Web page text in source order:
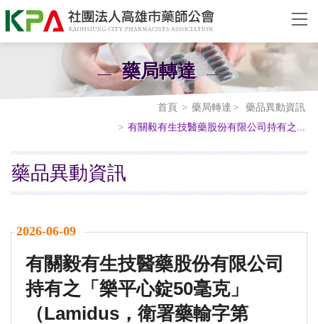
藥局轉達
首頁 藥局轉達
藥品異動資訊
有關毅有生技醫藥股份有限公司持有之...
藥品異動資訊
2026-06-09
有關毅有生技醫藥股份有限公司
持有之「樂平心錠50毫克」
（Lamidus，衛署藥輸字第